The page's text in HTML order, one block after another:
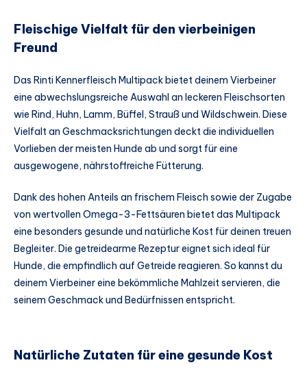
Fleischige Vielfalt für den vierbeinigen
Freund
Das Rinti Kennerfleisch Multipack bietet deinem Vierbeiner
eine abwechslungsreiche Auswahl an leckeren Fleischsorten
wie Rind, Huhn, Lamm, Büffel, Strauß und Wildschwein. Diese
Vielfalt an Geschmacksrichtungen deckt die individuellen
Vorlieben der meisten Hunde ab und sorgt für eine
ausgewogene, nährstoffreiche Fütterung.
Dank des hohen Anteils an frischem Fleisch sowie der Zugabe
von wertvollen Omega-3-Fettsäuren bietet das Multipack
eine besonders gesunde und natürliche Kost für deinen treuen
Begleiter. Die getreidearme Rezeptur eignet sich ideal für
Hunde, die empfindlich auf Getreide reagieren. So kannst du
deinem Vierbeiner eine bekömmliche Mahlzeit servieren, die
seinem Geschmack und Bedürfnissen entspricht.
Natürliche Zutaten für eine gesunde Kost